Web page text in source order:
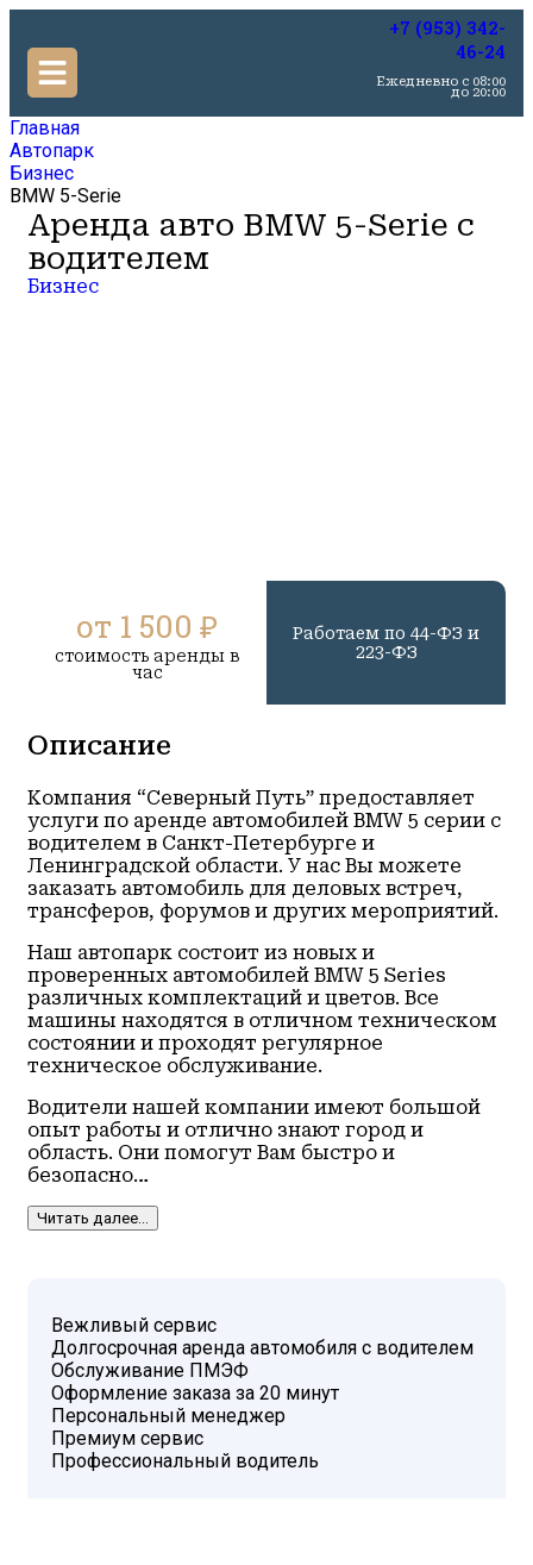
+7 (953) 342-
46-24
Ежедневно c 08:00
до 20:00
Главная
Автопарк
Бизнес
BMW 5-Serie
Аренда авто BMW 5-Serie с
водителем
Бизнес
от 1 500 ₽
стоимость аренды в
час
Работаем по 44-ФЗ и
223-ФЗ
Описание
Компания “Северный Путь” предоставляет
услуги по аренде автомобилей BMW 5 серии с
водителем в Санкт-Петербурге и
Ленинградской области. У нас Вы можете
заказать автомобиль для деловых встреч,
трансферов, форумов и других мероприятий.
Наш автопарк состоит из новых и
проверенных автомобилей BMW 5 Series
различных комплектаций и цветов. Все
машины находятся в отличном техническом
состоянии и проходят регулярное
техническое обслуживание.
Водители нашей компании имеют большой
опыт работы и отлично знают город и
область. Они помогут Вам быстро и
безопасно…
Читать далее...
Вежливый сервис
Долгосрочная аренда автомобиля с водителем
Обслуживание ПМЭФ
Оформление заказа за 20 минут
Персональный менеджер
Премиум сервис
Профессиональный водитель